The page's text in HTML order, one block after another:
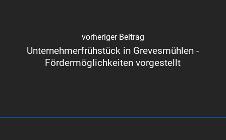
vorheriger Beitrag
Unternehmerfrühstück in Grevesmühlen -
Fördermöglichkeiten vorgestellt